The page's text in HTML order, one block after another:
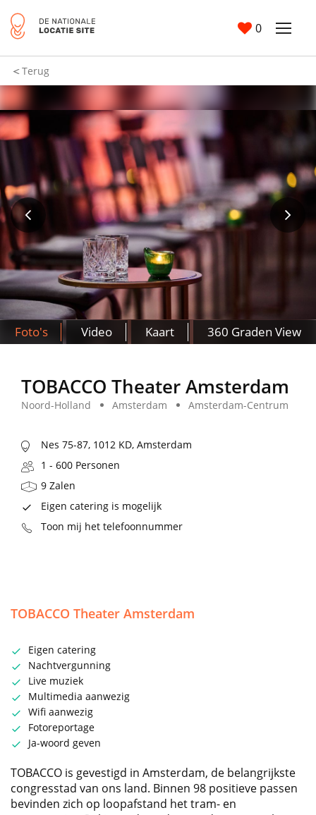
0
Terug
Foto's Video Kaart 360 Graden View
TOBACCO Theater Amsterdam
Noord-Holland Amsterdam Amsterdam-Centrum
Nes 75-87, 1012 KD, Amsterdam
1 - 600 Personen
9 Zalen
Eigen catering is mogelijk
Toon mij het telefoonnummer
TOBACCO Theater Amsterdam
Eigen catering
Nachtvergunning
Live muziek
Multimedia aanwezig
Wifi aanwezig
Fotoreportage
Ja-woord geven
TOBACCO is gevestigd in Amsterdam, de belangrijkste
congresstad van ons land. Binnen 98 positieve passen
bevinden zich op loopafstand het tram- en